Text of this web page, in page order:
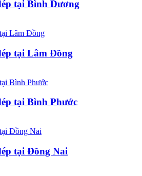
tại Bình Dương
tại Lâm Đồng
tại Bình Phước
tại Đồng Nai